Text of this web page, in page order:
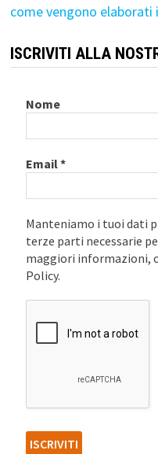
come vengono
ISCRIVITI ALLA
Nome
Email*
Manteniamo i tuoi dati
terze parti necessarie
maggiori informazioni,
Policy.